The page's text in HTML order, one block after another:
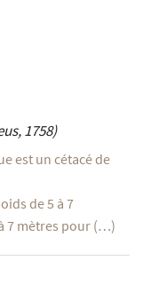
1758)
est un cétacé de
de 5 à 7
7 mètres pour (…)